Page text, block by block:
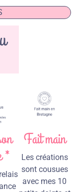
*
Fait main
Les créations
sont cousues
avec mes 10